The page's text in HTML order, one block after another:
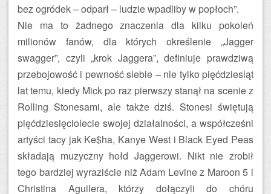
bez ogródek – odparł – ludzie wpadliby w popłoch”.
Nie ma to żadnego znaczenia dla kilku pokoleń
milionów fanów, dla których określenie „Jagger
swagger”, czyli „krok Jaggera”, definiuje prawdziwą
przebojowość i pewność siebie – nie tylko pięćdziesiąt
lat temu, kiedy Mick po raz pierwszy stanął na scenie z
Rolling Stonesami, ale także dziś. Stonesi świętują
pięćdziesięciolecie swojej działalności, a współcześni
artyści tacy jak Ke$ha, Kanye West i Black Eyed Peas
składają muzyczny hołd Jaggerowi. Nikt nie zrobił
tego bardziej wyraziście niż Adam Levine z Maroon 5 i
Christina Aguilera, którzy dołączyli do chóru